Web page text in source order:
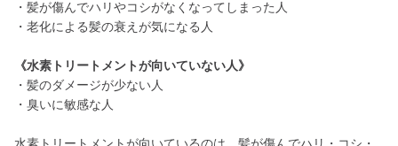
・髪が傷んでハリやコシがなくなってしまった人
・老化による髪の衰えが気になる人
《水素トリートメントが向いていない人》
・髪のダメージが少ない人
・臭いに敏感な人